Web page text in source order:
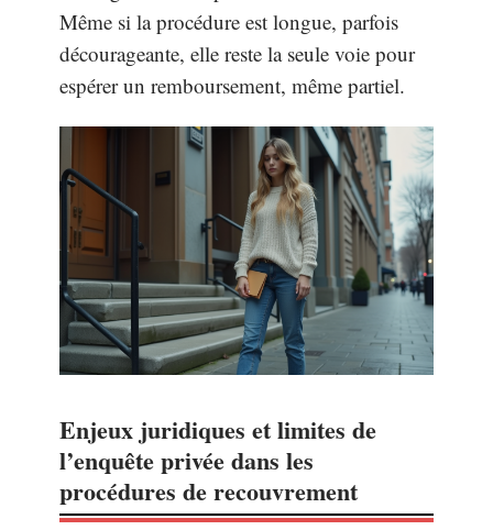
Même si la procédure est longue, parfois
décourageante, elle reste la seule voie pour
espérer un remboursement, même partiel.
Enjeux juridiques et limites de
l’enquête privée dans les
procédures de recouvrement